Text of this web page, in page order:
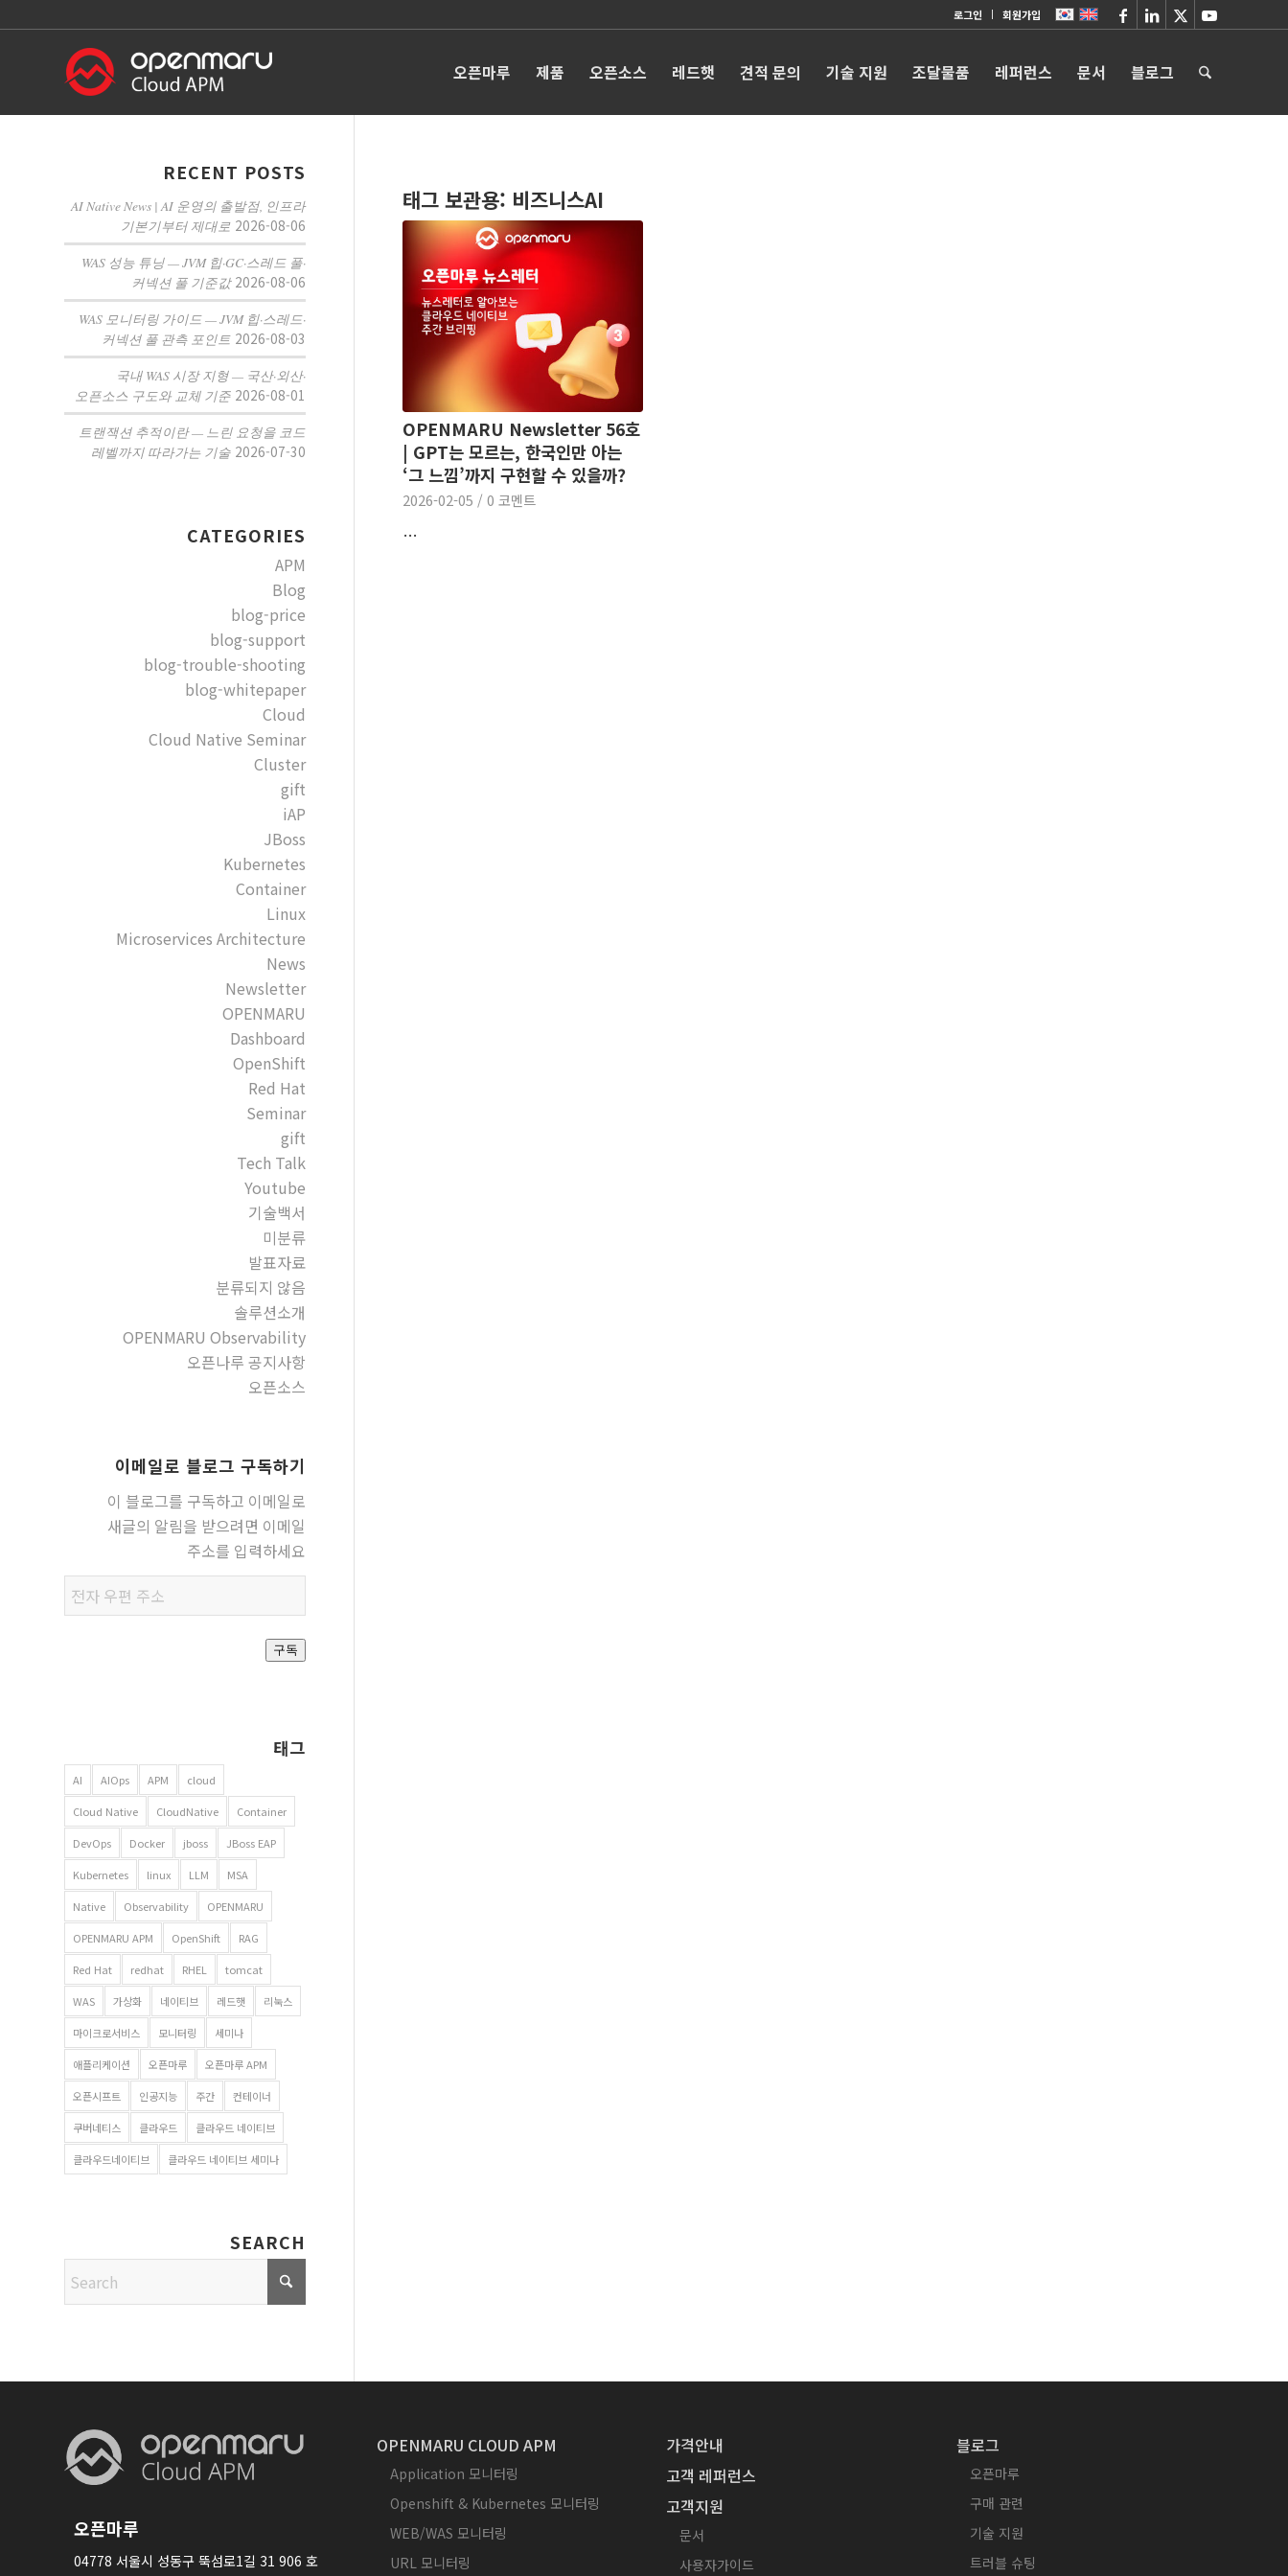
로그인 회원가입
오픈마루 제품 오픈소스 레드햇 견적 문의 기술 지원 조달물품 레퍼런스 문서 블로그
태그 보관용: 비즈니스AI
OPENMARU Newsletter 56호
| GPT는 모르는, 한국인만 아는
‘그 느낌’까지 구현할 수 있을까?
2026-02-05 / 0 코멘트
…
RECENT POSTS
AI Native News | AI 운영의 출발점, 인프라
기본기부터 제대로 2026-08-06
WAS 성능 튜닝 — JVM 힙·GC·스레드 풀·
커넥션 풀 기준값 2026-08-06
WAS 모니터링 가이드 — JVM 힙·스레드·
커넥션 풀 관측 포인트 2026-08-03
국내 WAS 시장 지형 — 국산·외산·
오픈소스 구도와 교체 기준 2026-08-01
트랜잭션 추적이란 — 느린 요청을 코드
레벨까지 따라가는 기술 2026-07-30
CATEGORIES
APM
Blog
blog-price
blog-support
blog-trouble-shooting
blog-whitepaper
Cloud
Cloud Native Seminar
Cluster
gift
iAP
JBoss
Kubernetes
Container
Linux
Microservices Architecture
News
Newsletter
OPENMARU
Dashboard
OpenShift
Red Hat
Seminar
gift
Tech Talk
Youtube
기술백서
미분류
발표자료
분류되지 않음
솔루션소개
OPENMARU Observability
오픈나루 공지사항
오픈소스
이메일로 블로그 구독하기
이 블로그를 구독하고 이메일로
새글의 알림을 받으려면 이메일
주소를 입력하세요
우편
주소
구독
태그
AI AIOps APM cloud
Cloud Native CloudNative Container
DevOps Docker jboss JBoss EAP
Kubernetes linux LLM MSA
Native Observability OPENMARU
OPENMARU APM OpenShift RAG
Red Hat redhat RHEL tomcat
WAS 가상화 네이티브 레드햇 리눅스
마이크로서비스 모니터링 세미나
애플리케이션 오픈마루 오픈마루 APM
오픈시프트 인공지능 주간 컨테이너
쿠버네티스 클라우드 클라우드 네이티브
클라우드네이티브 클라우드 네이티브 세미나
SEARCH
오픈마루
04778 서울시 성동구 뚝섬로1길 31 906 호
OPENMARU CLOUD APM
Application 모니터링
Openshift & Kubernetes 모니터링
WEB/WAS 모니터링
URL 모니터링
가격안내
고객 레퍼런스
고객지원
문서
사용자가이드
블로그
오픈마루
구매 관련
기술 지원
트러블 슈팅